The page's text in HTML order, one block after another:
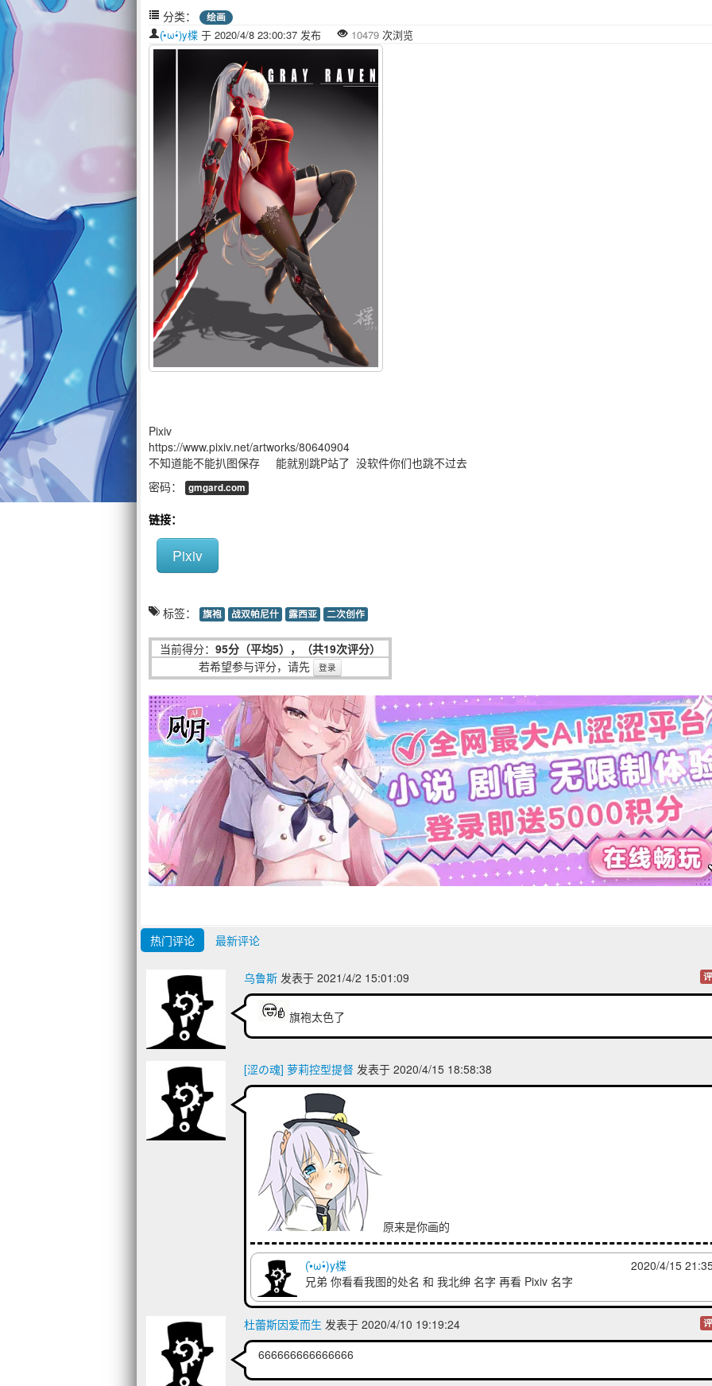
分类： 绘画
(•̀ω•́)y楪 于 2020/4/8 23:00:37 发布 10479 次浏览
Pixiv
https://www.pixiv.net/artworks/80640904
不知道能不能扒图保存 能就别跳P站了 没软件你们也跳不过去
密码：
gmgard.com
链接：
Pixiv
标签： 旗袍 战双帕尼什 露西亚 二次创作
当前得分： 95分（平均5），（共19次评分）
若希望参与评分，请先
登录
热门评论 最新评论
乌鲁斯发表于 2021/4/2 15:01:09
旗袍太色了
[涩の魂] 萝莉控型提督 发表于 2020/4/15 18:58:38
原来是你画的
2020/4/15
(•̀ω•́)y楪
兄弟 你看看我图的处名 和 我北绅 名字 再看 Pixiv 名字
杜蕾斯因爱而生 发表于 2020/4/10 19:19:24
666666666666666